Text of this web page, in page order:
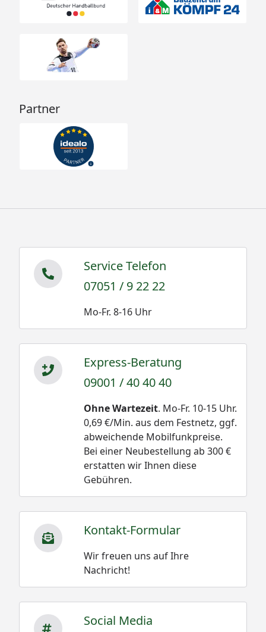
Partner
Service Telefon
07051 / 9 22 22
Mo-Fr. 8-16 Uhr
Express-Beratung
09001 / 40 40 40
Ohne Wartezeit. Mo-Fr. 10-15 Uhr.
0,69 €/Min. aus dem Festnetz, ggf.
abweichende Mobilfunkpreise.
Bei einer Neubestellung ab 300 €
erstatten wir Ihnen diese
Gebühren.
Kontakt-Formular
Wir freuen uns auf Ihre
Nachricht!
Social Media